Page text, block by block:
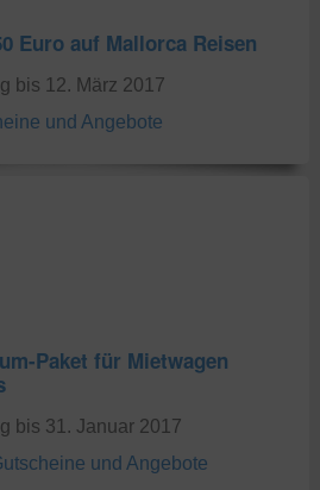
Euro auf Mallorca Reisen
bis 12. März 2017
und Angebote
Paket für Mietwagen
bis 31. Januar 2017
und Angebote